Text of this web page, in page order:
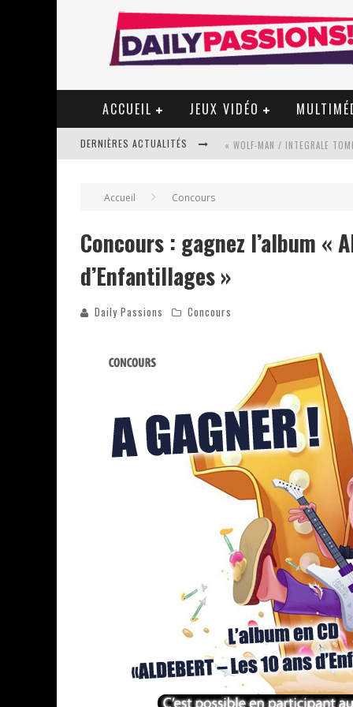
ACCUEIL JEUX VIDÉO
DERNIÈRES ACTUALITÉS « WOLF-MAN / INTEGRALE
STAR FOX
PSYRIVER 2026 : LA MAGIE
ASSASSIN'S CREED BLACK FLAG
« LE VENT DAND LES SAULES »
« DAMN THEM ALL » - UN DUO
YOSHI AND THE MYSTERIOUS
Accueil Concours
Concours : gagnez l’album «
d’Enfantillages »
Daily Passions Concours